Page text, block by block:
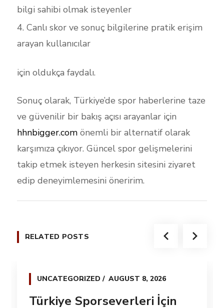
bilgi sahibi olmak isteyenler
Canlı skor ve sonuç bilgilerine pratik erişim
arayan kullanıcılar
için oldukça faydalı.
Sonuç olarak, Türkiye’de spor haberlerine taze
ve güvenilir bir bakış açısı arayanlar için
hhnbigger.comönemli bir alternatif olarak
karşımıza çıkıyor. Güncel spor gelişmelerini
takip etmek isteyen herkesin sitesini ziyaret
edip deneyimlemesini öneririm.
RELATED POSTS
UNCATEGORIZED AUGUST 8, 2026
Türkiye Sporseverleri İçin